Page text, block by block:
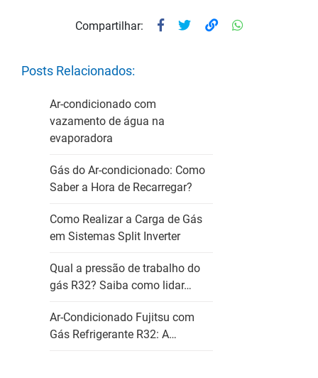
Compartilhar:
Posts Relacionados:
Ar-condicionado com
vazamento de água na
evaporadora
Gás do Ar-condicionado: Como
Saber a Hora de Recarregar?
Como Realizar a Carga de Gás
em Sistemas Split Inverter
Qual a pressão de trabalho do
gás R32? Saiba como lidar…
Ar-Condicionado Fujitsu com
Gás Refrigerante R32: A…